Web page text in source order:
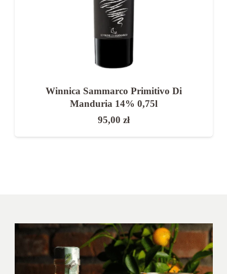
Winnica Sammarco Primitivo Di
Manduria 14% 0,75l
95,00 zł